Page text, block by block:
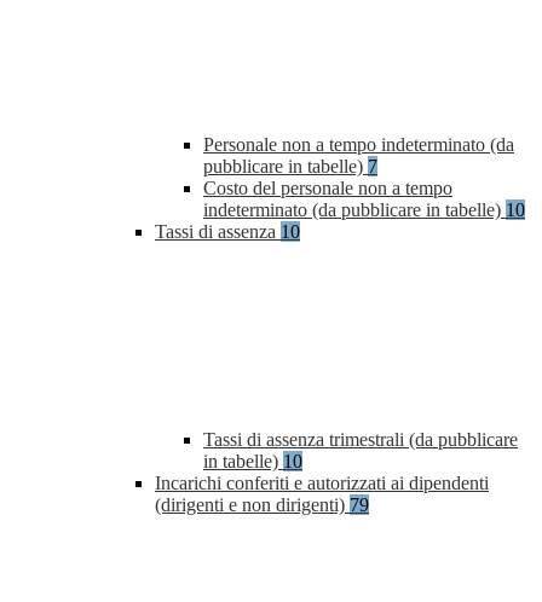
Personale non a tempo indeterminato (da
pubblicare in tabelle) 7
Costo del personale non a tempo
indeterminato (da pubblicare in tabelle) 10
Tassi di assenza 10
Tassi di assenza trimestrali (da pubblicare
in tabelle) 10
Incarichi conferiti e autorizzati ai dipendenti
(dirigenti e non dirigenti) 79